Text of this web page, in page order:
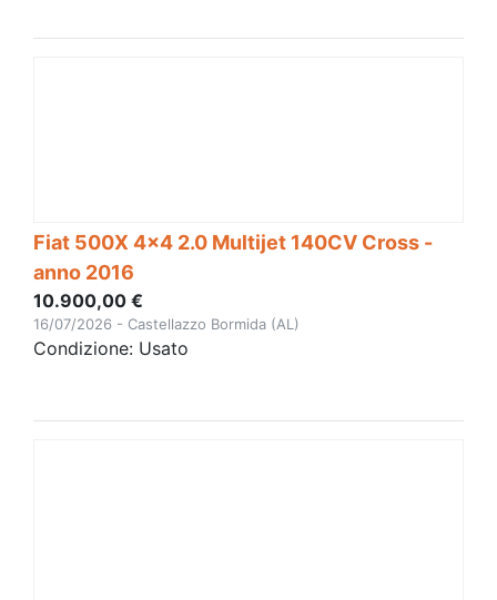
Fiat 500X 4x4 2.0 Multijet 140CV Cross -
anno 2016
10.900,00 €
16/07/2026 - Castellazzo Bormida (AL)
Condizione: Usato